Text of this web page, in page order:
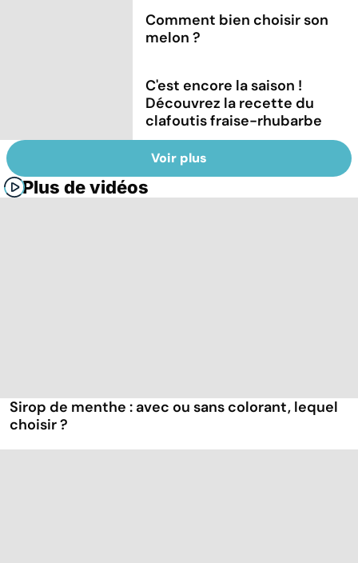
Comment bien choisir son
melon ?
C'est encore la saison !
Découvrez la recette du
clafoutis fraise-rhubarbe
Voir plus
Plus de vidéos
Sirop de menthe : avec ou sans colorant, lequel
choisir ?